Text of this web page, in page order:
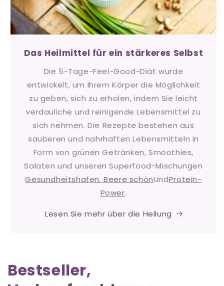
Das Heilmittel für ein stärkeres Selbst
Die 5-Tage-Feel-Good-Diät wurde
entwickelt, um Ihrem Körper die Möglichkeit
zu geben, sich zu erholen, indem Sie leicht
verdauliche und reinigende Lebensmittel zu
sich nehmen. Die Rezepte bestehen aus
sauberen und nahrhaften Lebensmitteln in
Form von grünen Getränken, Smoothies,
Salaten und unseren Superfood-Mischungen
Gesundheitshafen, Beere schönUndProtein-
Power.
Lesen Sie mehr über die Heilung
Bestseller,